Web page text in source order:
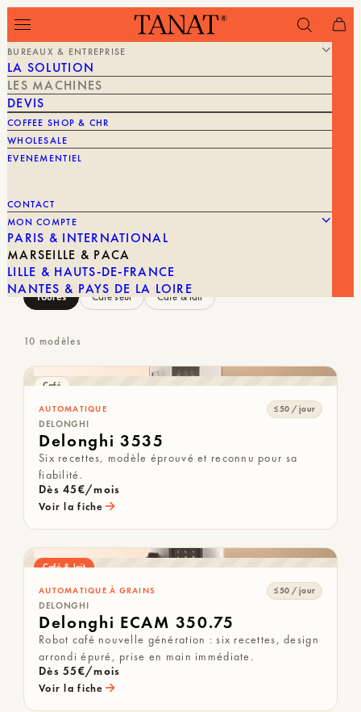
BUREAUX & ENTREPRISE
LA SOLUTION
LES MACHINES
DEVIS
COFFEE SHOP & CHR
WHOLESALE
EVENEMENTIEL
CONTACT
MON COMPTE
PARIS & INTERNATIONAL
MARSEILLE & PACA
LILLE & HAUTS-DE-FRANCE
NANTES & PAYS DE LA LOIRE
LE PARC MACHINES
La machine qu'il vous faut.
Filtrez par type de machine et par volume, puis
BOISSON / JOUR
Toutes ≤ 50 / jour
150+ / jour
BOISSONS
Toutes Café seul Café & lait
10 modèles
Café
AUTOMATIQUE ≤ 50 / jour
DELONGHI
Delonghi 3535
Six recettes, modèle éprouvé et reconnu pour sa
fiabilité.
Dès 45€/mois
Voir la fiche →
Café & lait
AUTOMATIQUE À GRAINS ≤ 50 / jour
DELONGHI
Delonghi ECAM 350.75
Robot café nouvelle génération : six recettes, design
arrondi épuré, prise en main immédiate.
Dès 55€/mois
Voir la fiche →